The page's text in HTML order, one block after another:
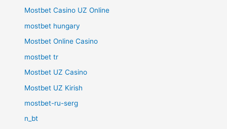
Mostbet Casino UZ Online
mostbet hungary
Mostbet Online Casino
mostbet tr
Mostbet UZ Casino
Mostbet UZ Kirish
mostbet-ru-serg
n_bt